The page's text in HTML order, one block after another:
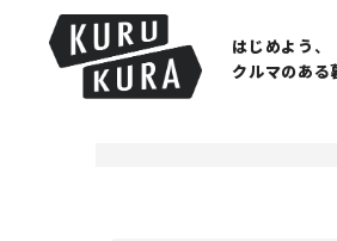
はじめよう、
クルマのある